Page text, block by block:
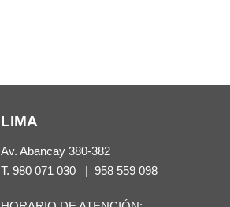
LIMA
Av. Abancay 380-382
T. 980 071 030| 958 559 098